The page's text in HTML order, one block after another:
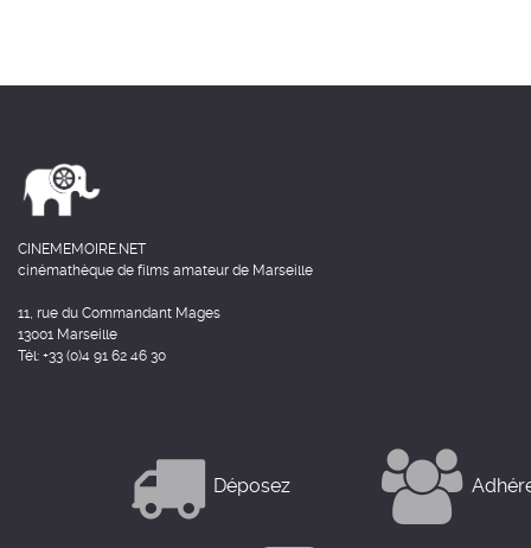
CINEMEMOIRE.NET
cinémathèque de films amateur de Marseille
11, rue du Commandant Mages
13001 Marseille
Tél: +33 (0)4 91 62 46 30
Déposez